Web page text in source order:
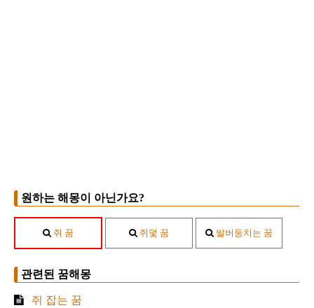
원하는 해몽이 아닌가요?
쥐 꿈 쥐덫 꿈 발버둥치는 꿈
관련된 꿈해몽
쥐 잡는 꿈